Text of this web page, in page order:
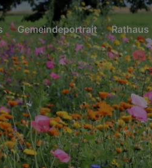
Gemeindeportrait Rathaus